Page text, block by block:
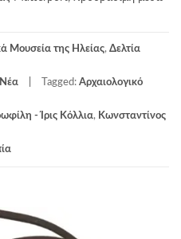
Μουσεία της Ηλείας, Δελτία
Tagged: Αρχαιολογικό
- Ίρις Κόλλια, Κωνσταντίνος